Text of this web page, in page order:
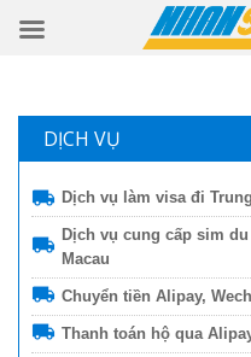
DỊCH VỤ
Dịch vụ làm visa đi
Dịch vụ cung cấp sim
Macau
Chuyển tiền Alipay,
Thanh toán hộ qua